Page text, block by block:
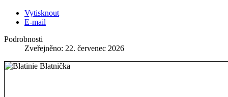
Vytisknout
E-mail
Podrobnosti
Zveřejněno: 22. červenec 2026